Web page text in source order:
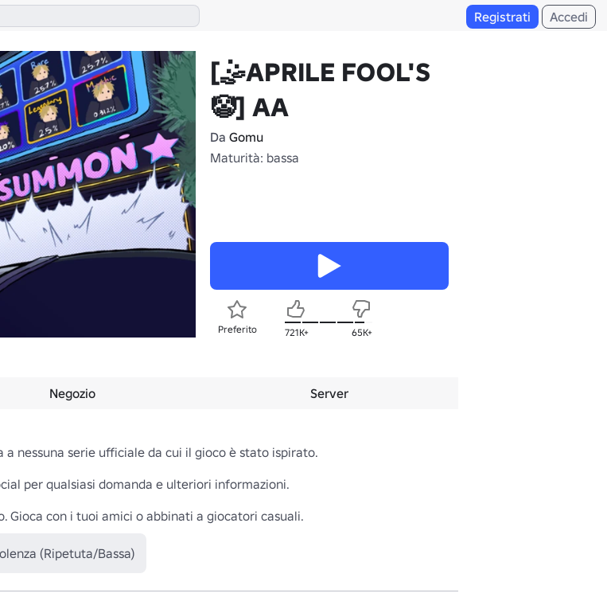
Registrati Accedi
[🤹APRILE FOOL'S
🤡] AA
Da Gomu
Maturità: bassa
Preferito 721K+ 65K+
Negozio Server
nessuna serie ufficiale da cui il gioco è stato ispirato.
per qualsiasi domanda e ulteriori informazioni.
con i tuoi amici o abbinati a giocatori casuali.
(Ripetuta/Bassa)